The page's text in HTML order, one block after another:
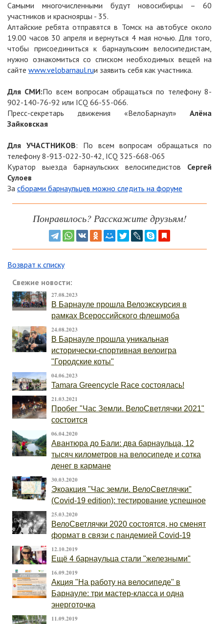
Самыми многочисленными будут новосибирцы – 60
участников и красноярцы - 35.
Алтайские ребята отправятся в Томск на автобусе около
19.00 часов 30 апреля и вернуться 4 мая ночью. Для того,
чтобы присоединиться к барнаульским велосипедистам,
нужно ознакомиться со списком необходимых вещей на
сайте www.velobarnaul.ruи заявить себя как участника.
Для СМИ:По всем вопросам обращаться по телефону 8-
902-140-76-92 или ICQ 66-55-066.
Пресс-секретарь движения «ВелоБарнаул» Алёна
Зайковская
Для УЧАСТНИКОВ: По всем вопросам обращаться по
телефону 8-913-022-30-42, ICQ 325-668-065
Куратор выезда барнаульских велосипедистов Сергей
Сулоев
За сборами барнаульцев можно следить на форуме
Понравилось? Расскажите друзьям!
Возврат к списку
Свежие новости:
27.08.2023
В Барнауле прошла Велоэкскурсия в
рамках Всероссийского флешмоба
24.08.2023
В Барнауле прошла уникальная
исторически-спортивная велоигра
"Городские коты"
04.06.2023
Tamara Greencycle Race состоялась!
21.03.2021
Пробег "Час Земли. ВелоСветлячки 2021"
состоится
06.04.2020
Авантюра до Бали: два барнаульца, 12
тысяч километров на велосипеде и сотка
денег в кармане
30.03.2020
Экоакция "Час земли. ВелоСветлячки"
(Covid-19 edition): тестирование успешное
25.03.2020
ВелоСветлячки 2020 состоятся, но сменят
формат в связи с пандемией Covid-19
12.10.2019
Ещё 4 барнаульца стали "железными"
16.09.2019
Акция "На работу на велосипеде" в
Барнауле: три мастер-класса и одна
энерготочка
11.09.2019